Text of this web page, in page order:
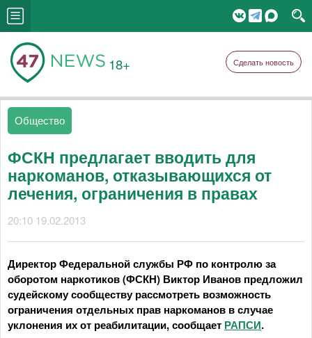
18+ Сделать новость
Общество
ФСКН предлагает вводить для
наркоманов, отказывающихся от
лечения, ограничения в правах
20:10 19.02.2013
Директор Федеральной службы РФ по контролю за
оборотом наркотиков (ФСКН) Виктор Иванов предложил
судейскому сообществу рассмотреть возможность
ограничения отдельных прав наркоманов в случае
уклонения их от реабилитации, сообщает РАПСИ.